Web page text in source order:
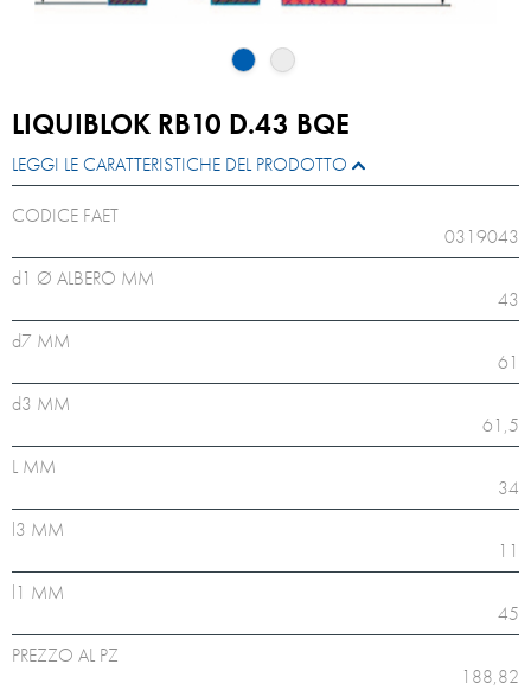
LIQUIBLOK RB10 D.43 BQE
LEGGI LE CARATTERISTICHE DEL PRODOTTO
CODICE FAET
0319043
d1 Ø ALBERO MM
43
d7 MM
61
d3 MM
61,5
L MM
34
l3 MM
11
l1 MM
45
PREZZO AL PZ
188,82